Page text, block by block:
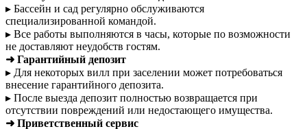
▸ Бассейн и сад регулярно обслуживаются
специализированной командой.
▸ Все работы выполняются в часы, которые по возможности
не доставляют неудобств гостям.
➜ Гарантийный депозит
▸ Для некоторых вилл при заселении может потребоваться
внесение гарантийного депозита.
▸ После выезда депозит полностью возвращается при
отсутствии повреждений или недостающего имущества.
➜ Приветственный сервис